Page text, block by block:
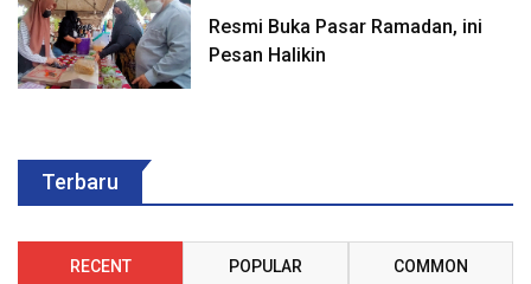
Resmi Buka Pasar Ramadan, ini
Pesan Halikin
Terbaru
RECENT POPULAR COMMON